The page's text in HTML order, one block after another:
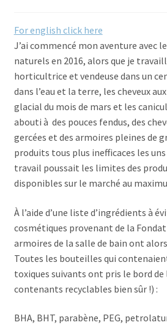
Événements/Events
Mon compte/My account
My custom checkout page
Panier/Cart
For english click here
J’ai commencé mon aventure avec
naturels en 2016, alors que je
horticultrice et vendeuse dans un
dans l’eau et la terre, les cheveux
glacial du mois de mars et les
abouti à des pouces fendus, des
gercées et des armoires pleines de
produits tous plus inefficaces les
travail poussait les limites des
disponibles sur le marché au
À l’aide d’une liste d’ingrédients à
cosmétiques provenant de la
armoires de la salle de bain ont
Toutes les bouteilles qui
toxiques suivants ont pris le bord
contenants recyclables bien sûr !) :
BHA, BHT, parabène, PEG,